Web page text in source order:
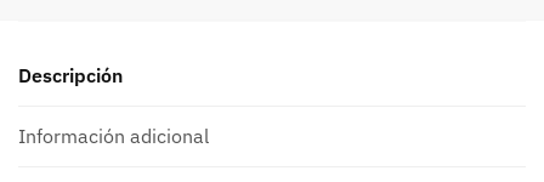
Descripción
Información adicional